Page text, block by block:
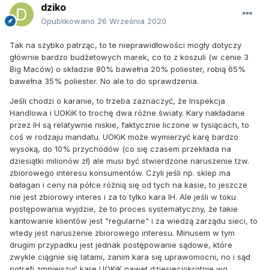
dziko
Opublikowano 26 Września 2020
Tak na szybko patrząc, to te nieprawidłowości mogły dotyczy
głównie bardzo budżetowych marek, co to z koszuli (w cenie 3
Big Maców) o składzie 80% bawełna 20% poliester, robią 65%
bawełna 35% poliester. No ale to do sprawdzenia.
Jeśli chodzi o karanie, to trzeba zaznaczyć, że Inspekcja
Handlowa i UOKiK to trochę dwa różne światy. Kary nakładane
przez IH są relatywnie niskie, faktycznie liczone w tysiącach, to
coś w rodzaju mandatu. UOKiK może wymierzyć karę bardzo
wysoką, do 10% przychodów (co się czasem przekłada na
dziesiątki milionów zł) ale musi być stwierdzone naruszenie tzw.
zbiorowego interesu konsumentów. Czyli jeśli np. sklep ma
bałagan i ceny na półce różnią się od tych na kasie, to jeszcze
nie jest zbiorowy interes i za to tylko kara IH. Ale jeśli w toku
postępowania wyjdzie, że to proces systematyczny, że takie
kantowanie klientów jest "regularne" i za wiedzą zarządu sieci, to
wtedy jest naruszenie zbiorowego interesu. Minusem w tym
drugim przypadku jest jednak postępowanie sądowe, które
zwykle ciągnie się latami, zanim kara się uprawomocni, no i sąd